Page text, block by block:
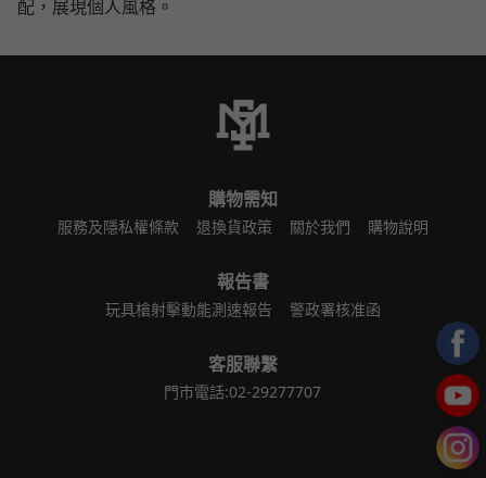
配，展現個人風格。
購物需知
服務及隱私權條款 退換貨政策 關於我們 購物說明
報告書
玩具槍射擊動能測速報告 警政署核准函
客服聯繫
門市電話:02-29277707